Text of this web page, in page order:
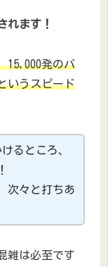
れます！
15,000発のバ
いうスピード
るところ、
次々と打ちあ
雑は必至です